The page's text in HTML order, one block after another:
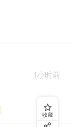
1小时前
收藏